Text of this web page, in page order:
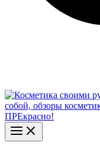
ПРЕкрасно!